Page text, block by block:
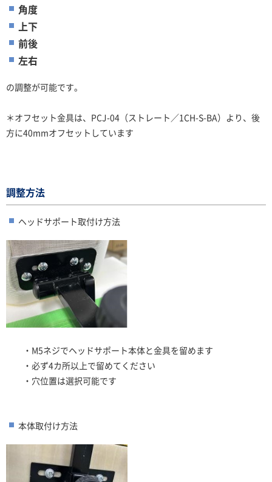
角度
上下
前後
左右
の調整が可能です。
＊オフセット金具は、PCJ-04（ストレート／1CH-S-BA）より、後
方に40mmオフセットしています
調整方法
ヘッドサポート取付け方法
・M5ネジでヘッドサポート本体と金具を留めます
・必ず4カ所以上で留めてください
・穴位置は選択可能です
本体取付け方法